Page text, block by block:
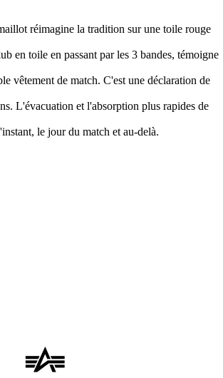
réimagine la tradition sur une toile rouge
en toile en passant par les 3 bandes, témoigne
vêtement de match. C'est une déclaration de
L'évacuation et l'absorption plus rapides de
le jour du match et au-delà.